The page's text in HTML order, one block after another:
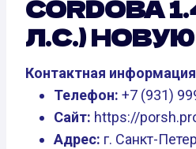
CORDOBA
Л.С.)
Контактная
Телефон: +7 (931)
Сайт: https://
Адрес: г. Санкт-